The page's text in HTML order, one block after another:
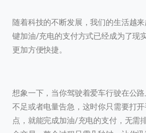
随着科技的不断发展，我们的生活越
键加油/充电的支付方式已经成为了现
更加方便快捷。
想象一下，当你驾驶着爱车行驶在公
不足或者电量告急，这时你只需要打
点，就能完成加油/充电的支付，无需